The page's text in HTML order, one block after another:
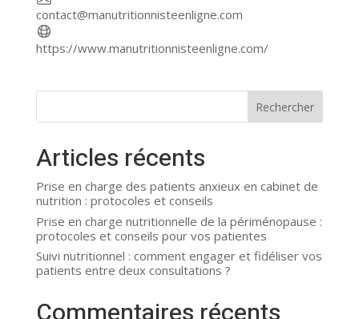
contact@manutritionnisteenligne.com
https://www.manutritionnisteenligne.com/
Rechercher
Articles récents
Prise en charge des patients anxieux en cabinet de
nutrition : protocoles et conseils
Prise en charge nutritionnelle de la périménopause :
protocoles et conseils pour vos patientes
Suivi nutritionnel : comment engager et fidéliser vos
patients entre deux consultations ?